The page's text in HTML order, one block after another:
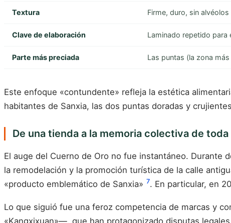
Textura Firme, duro, sin alvéolos
Clave de elaboración Laminado repetido para
Parte más preciada Las puntas (la zona
Este enfoque «contundente» refleja la estética
habitantes de Sanxia, las dos puntas doradas y
De una tienda a la memoria colectiva de toda
El auge del Cuerno de Oro no fue instantáneo. Durante
la remodelación y la promoción turística de la calle
«producto emblemático de Sanxia» 7. En particular, en
Lo que siguió fue una feroz competencia de marcas y
«Kangxixuan»—, que han protagonizado disputas